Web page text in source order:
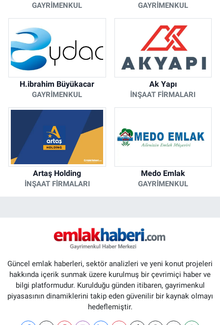
GAYRIMENKUL GAYRIMENKUL
H.ibrahim Büyükacar
GAYRIMENKUL
Ak Yapı
İNŞAAT FIRMALARI
Artaş Holding
İNŞAAT FIRMALARI
Medo Emlak
GAYRIMENKUL
Güncel emlak haberleri, sektör analizleri ve yeni konut projeleri
hakkında içerik sunmak üzere kurulmuş bir çevrimiçi haber ve
bilgi platformudur. Kurulduğu günden itibaren, gayrimenkul
piyasasının dinamiklerini takip eden güvenilir bir kaynak olmayı
hedeflemiştir.